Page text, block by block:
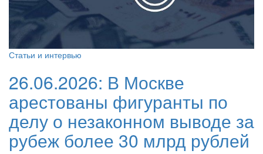
Статьи и интервью
26.06.2026: В Москве
арестованы фигуранты по
делу о незаконном выводе за
рубеж более 30 млрд рублей